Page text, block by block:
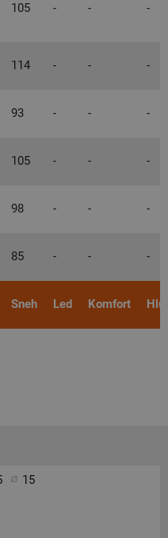
105 - - -
114 - - -
93 - - -
105 - - -
98 - - -
85 - - -
Sneh Led Komfort
15